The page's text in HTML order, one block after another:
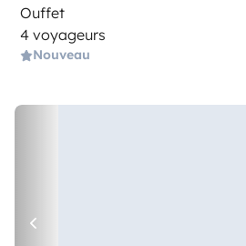
Ouffet
4 voyageurs
Nouveau